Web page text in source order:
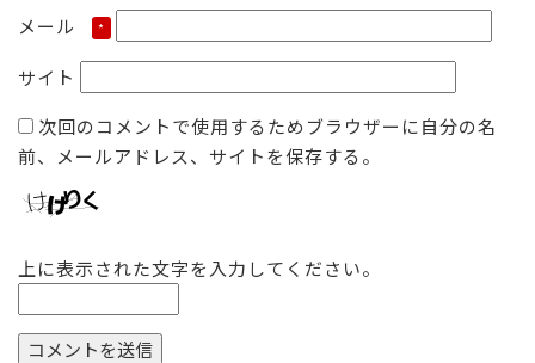
メール *
サイト
次回のコメントで使用するためブラウザーに自分の名
前、メールアドレス、サイトを保存する。
上に表示された文字を入力してください。